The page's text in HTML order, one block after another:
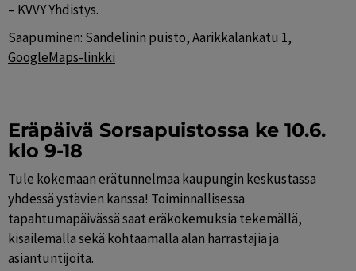
– KVVY Yhdistys.
GoogleMaps-linkki
Eräpäivä Sorsapuistossa ke 10.6.
klo 9-18
Tule kokemaan erätunnelmaa kaupungin keskustassa
yhdessä ystävien kanssa! Toiminnallisessa
tapahtumapäivässä saat eräkokemuksia tekemällä,
kisailemalla sekä kohtaamalla alan harrastajia ja
asiantuntijoita.